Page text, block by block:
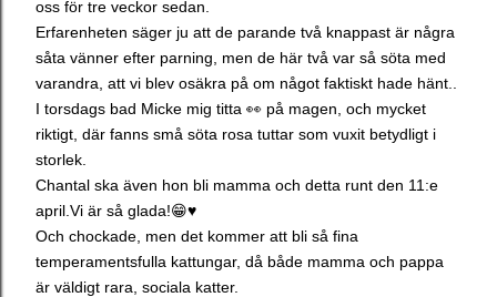
oss för tre veckor sedan.
Erfarenheten säger ju att de parande två knappast är några
såta vänner efter parning, men de här två var så söta med
varandra, att vi blev osäkra på om något faktiskt hade hänt..
I torsdags bad Micke mig titta 👀 på magen, och mycket
riktigt, där fanns små söta rosa tuttar som vuxit betydligt i
storlek.
Chantal ska även hon bli mamma och detta runt den 11:e
april.Vi är så glada!😁♥️
Och chockade, men det kommer att bli så fina
temperamentsfulla kattungar, då både mamma och pappa
är väldigt rara, sociala katter.